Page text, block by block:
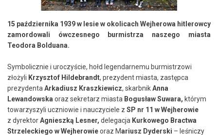
15 października 1939 w lesie w okolicach Wejherowa hitlerowcy
zamordowali ówczesnego burmistrza naszego miasta
Teodora Bolduana.
Symbolicznie i uroczyście, hołd legendarnemu burmistrzowi
złożyli Krzysztof Hildebrandt, prezydent miasta, zastępca
prezydenta Arkadiusz Kraszkiewicz, skarbnikAnna
Lewandowska oraz sekretarz miasta Bogusław Suwara, którym
towarzyszyli uczniowie i nauczyciele z SP nr 11 w Wejherowie
z dyrektorAgnieszką Lesner, delegacja Kurkowego Bractwa
Strzeleckiego w Wejherowieoraz Mariusz Dyderski – leśniczy